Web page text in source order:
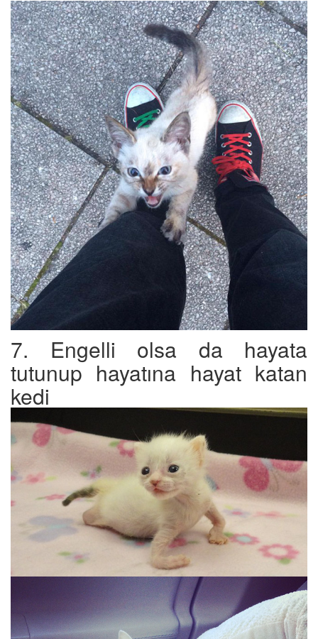
7. Engelli olsa da hayata
tutunup hayatına hayat katan
kedi